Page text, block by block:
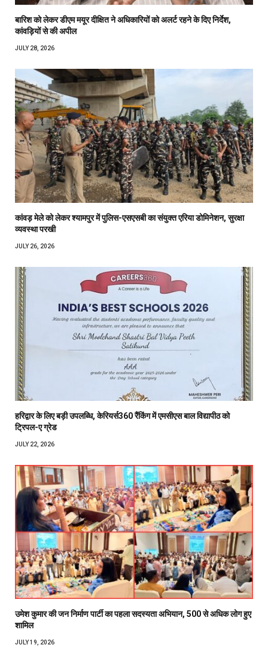
बारिश को लेकर डीएम मयूर दीक्षित ने अधिकारियों को अलर्ट रहने के दिए निर्देश,
कांवड़ियों से की अपील
JULY 28, 2026
कांवड़ मेले को लेकर श्यामपुर में पुलिस-एसएसबी का संयुक्त एरिया डोमिनेशन, सुरक्षा
व्यवस्था परखी
JULY 26, 2026
हरिद्वार के लिए बड़ी उपलब्धि, केरियर्स360 रैंकिंग में एमसीएस बाल विद्यापीठ को
ट्रिपल-ए ग्रेड
JULY 22, 2026
उमेश कुमार की जन निर्माण पार्टी का पहला सदस्यता अभियान, 500 से अधिक लोग हुए
शामिल
JULY 19, 2026